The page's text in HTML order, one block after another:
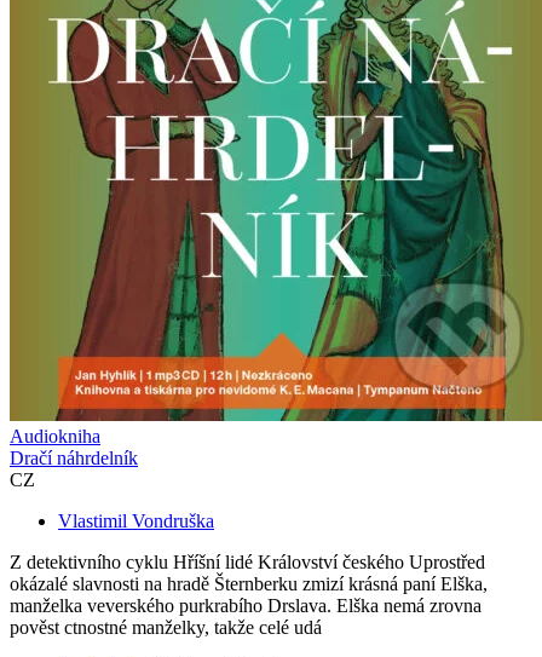
Audiokniha
Dračí náhrdelník
CZ
Vlastimil Vondruška
Z detektivního cyklu Hříšní lidé Království českého Uprostřed
okázalé slavnosti na hradě Šternberku zmizí krásná paní Elška,
manželka veverského purkrabího Drslava. Elška nemá zrovna
pověst ctnostné manželky, takže celé udá